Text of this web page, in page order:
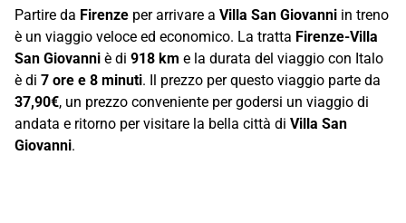
Partire da Firenze per arrivare a Villa San Giovanni in treno
è un viaggio veloce ed economico. La tratta Firenze-Villa
San Giovanni è di 918 km e la durata del viaggio con Italo
è di 7 ore e 8 minuti. Il prezzo per questo viaggio parte da
37,90€, un prezzo conveniente per godersi un viaggio di
andata e ritorno per visitare la bella città di Villa San
Giovanni.